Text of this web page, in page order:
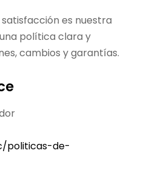
satisfacción es nuestra
política clara y
cambios y garantías.
politicas-de-